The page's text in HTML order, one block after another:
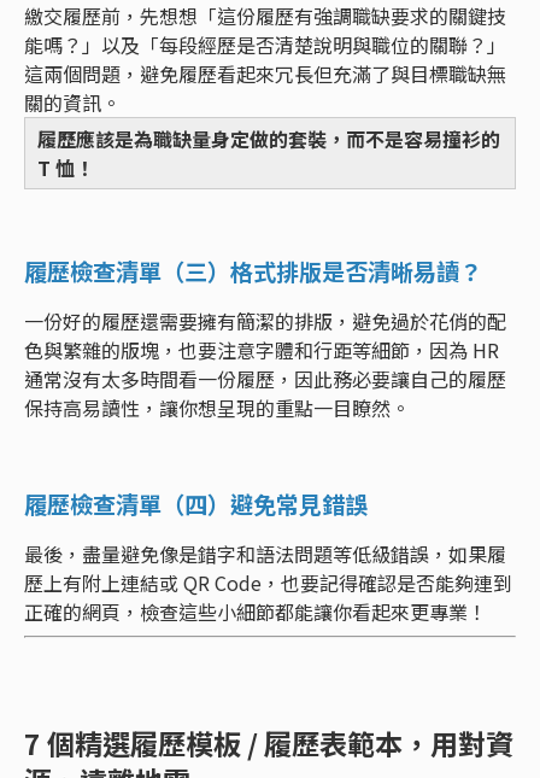
繳交履歷前，先想想「這份履歷有強調職缺要求的關鍵技
能嗎？」以及「每段經歷是否清楚說明與職位的關聯？」
這兩個問題，避免履歷看起來冗長但充滿了與目標職缺無
關的資訊。
履歷應該是為職缺量身定做的套裝，而不是容易撞衫的
T 恤！
履歷檢查清單（三）格式排版是否清晰易讀？
一份好的履歷還需要擁有簡潔的排版，避免過於花俏的配
色與繁雜的版塊，也要注意字體和行距等細節，因為 HR
通常沒有太多時間看一份履歷，因此務必要讓自己的履歷
保持高易讀性，讓你想呈現的重點一目瞭然。
履歷檢查清單（四）避免常見錯誤
最後，盡量避免像是錯字和語法問題等低級錯誤，如果履
歷上有附上連結或 QR Code，也要記得確認是否能夠連到
正確的網頁，檢查這些小細節都能讓你看起來更專業！
7 個精選履歷模板 / 履歷表範本，用對資